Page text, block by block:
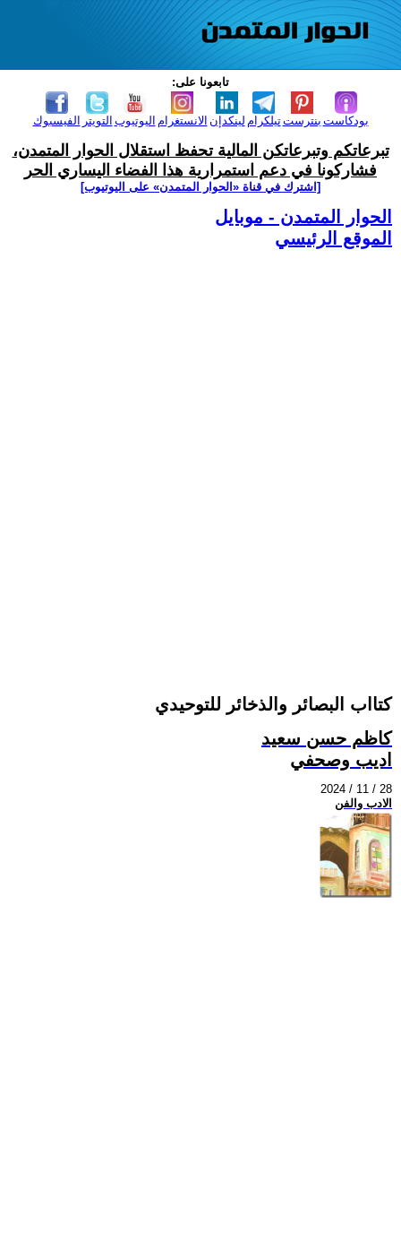
تابعونا على:
الفيسبوك التويتر اليوتيوب الانستغرام لينكدإن تيلكرامبنترست بودكاست
تبرعاتكم وتبرعاتكن المالية تحفظ استقلال الحوار المتمدن،
فشاركونا في دعم استمرارية هذا الفضاء اليساري الحر
[اشترك في قناة ‫«الحوار المتمدن» على اليوتيوب]
الحوار المتمدن - موبايل
الموقع الرئيسي
كتااب البصائر والذخائر للتوحيدي
كاظم حسن سعيد
اديب وصحفي
2024 / 11 / 28
الادب والفن